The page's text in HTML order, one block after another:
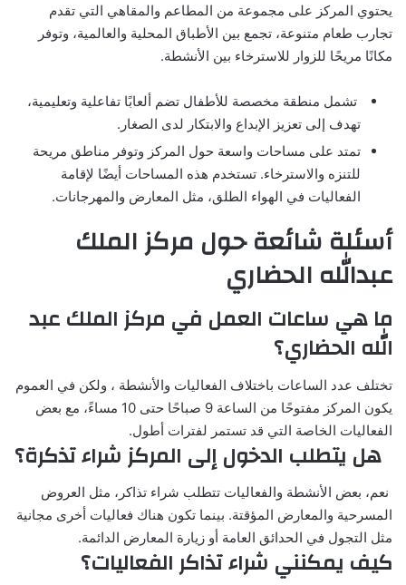
يحتوي المركز على مجموعة من المطاعم والمقاهي التي تقدم
تجارب طعام متنوعة، تجمع بين الأطباق المحلية والعالمية، وتوفر
مكانًا مريحًا للزوار للاسترخاء بين الأنشطة.
تشمل منطقة مخصصة للأطفال تضم ألعابًا تفاعلية وتعليمية،
تهدف إلى تعزيز الإبداع والابتكار لدى الصغار.
تمتد على مساحات واسعة حول المركز وتوفر مناطق مريحة
للتنزه والاسترخاء. تستخدم هذه المساحات أيضًا لإقامة
الفعاليات في الهواء الطلق، مثل المعارض والمهرجانات.
أسئلة شائعة حول مركز الملك
عبدالله الحضاري
ما هي ساعات العمل في مركز الملك عبد
الله الحضاري؟
تختلف عدد الساعات باختلاف الفعاليات والأنشطة ، ولكن في العموم
يكون المركز مفتوحًا من الساعة 9 صباحًا حتى 10 مساءً، مع بعض
الفعاليات الخاصة التي قد تستمر لفترات أطول.
هل يتطلب الدخول إلى المركز شراء تذكرة؟
نعم، بعض الأنشطة والفعاليات تتطلب شراء تذاكر، مثل العروض
المسرحية والمعارض المؤقتة. بينما تكون هناك فعاليات أخرى مجانية
مثل التجول في الحدائق العامة أو زيارة المعارض الدائمة.
كيف يمكنني شراء تذاكر الفعاليات؟